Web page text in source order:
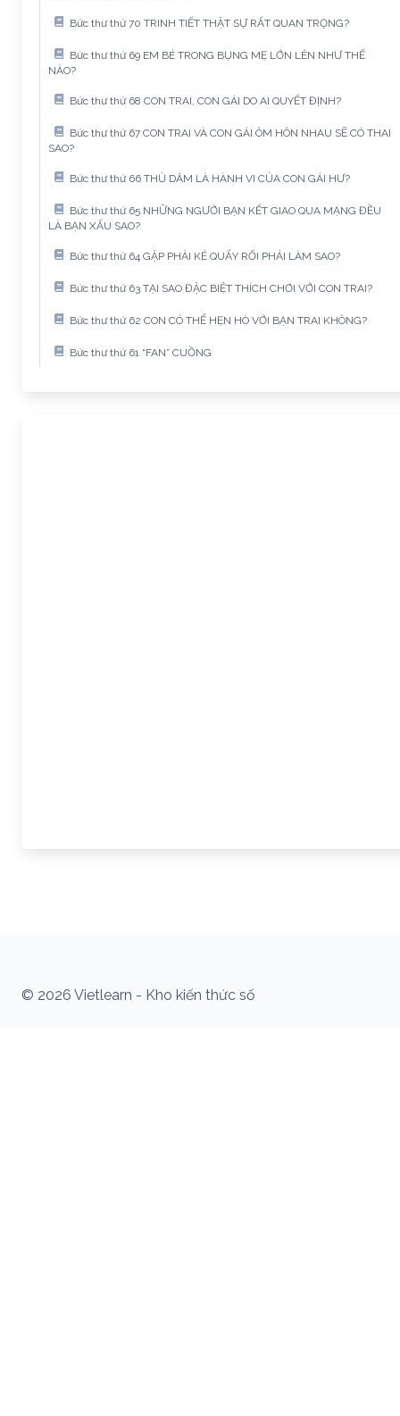
Bức thư thứ 70 TRINH TIẾT THẬT SỰ RẤT QUAN TRỌNG?
Bức thư thứ 69 EM BÉ TRONG BỤNG MẸ LỚN LÊN NHƯ THẾ
NÀO?
Bức thư thứ 68 CON TRAI, CON GÁI DO AI QUYẾT ĐỊNH?
Bức thư thứ 67 CON TRAI VÀ CON GÁI ÔM HÔN NHAU SẼ CÓ THAI
SAO?
Bức thư thứ 66 THỦ DÂM LÀ HÀNH VI CỦA CON GÁI HƯ?
Bức thư thứ 65 NHỮNG NGƯỜI BẠN KẾT GIAO QUA MẠNG ĐỀU
LÀ BẠN XẤU SAO?
Bức thư thứ 64 GẶP PHẢI KẺ QUẤY RỐI PHẢI LÀM SAO?
Bức thư thứ 63 TẠI SAO ĐẶC BIỆT THÍCH CHƠI VỚI CON TRAI?
Bức thư thứ 62 CON CÓ THỂ HẸN HÒ VỚI BẠN TRAI KHÔNG?
Bức thư thứ 61 “FAN” CUỒNG
© 2026 Vietlearn - Kho kiến thức số